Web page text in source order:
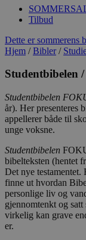
Tilbud
Dette er sommerens
Hjem /Bibler/
Studentbibelen
Studentbibelen
år). Her presenteres
appellerer både til
unge voksne.
Studentbibelen
bibelteksten (hentet
Det nye testamentet.
finne ut hvordan
personlige liv og
gjennomtenkt og
virkelig kan grave
er.